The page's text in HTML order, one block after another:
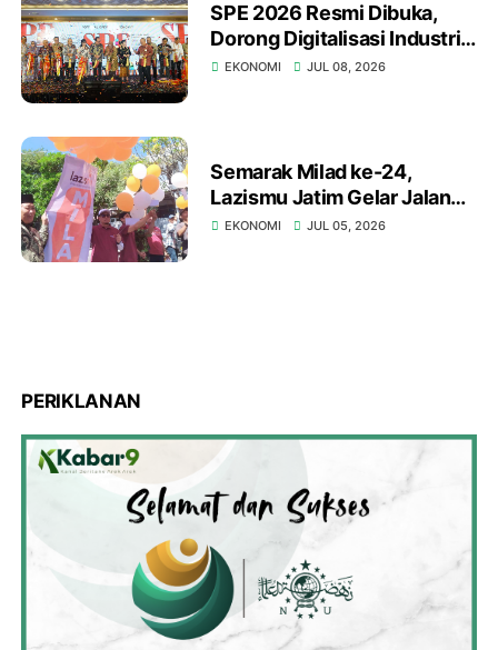
SPE 2026 Resmi Dibuka,
Dorong Digitalisasi Industri
Grafika Indonesia Timur
EKONOMI JUL 08, 2026
Semarak Milad ke-24,
Lazismu Jatim Gelar Jalan
Sehat Napak Tilas Sejarah
EKONOMI JUL 05, 2026
PERIKLANAN